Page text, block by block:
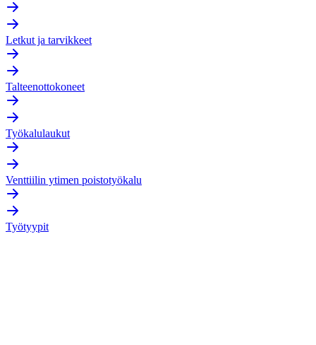
Letkut ja tarvikkeet
Talteenottokoneet
Työkalulaukut
Venttiilin ytimen poistotyökalu
Työtyypit